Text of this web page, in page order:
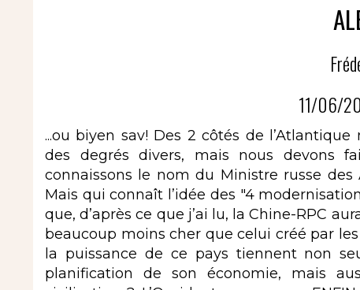
11/06/
...ou biyen sav! Des 2 côtés de
des degrés divers, mais nous devons
connaissons le nom du Ministre russe
Mais qui connaît l’idée des "4
que, d’après ce que j’ai lu, la Chine-RPC
beaucoup moins cher que celui créé par
la puissance de ce pays tiennent non
planification de son économie, mais